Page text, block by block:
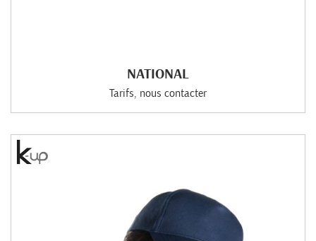
NATIONAL
Tarifs, nous contacter